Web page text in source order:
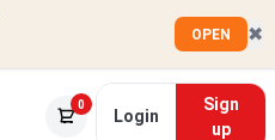
OPEN ✖
0
Login
Sign
up